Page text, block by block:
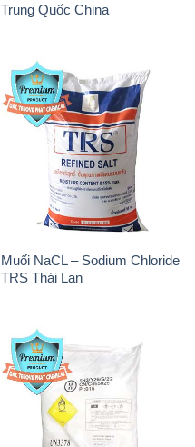
Trung Quốc China
Muối NaCL – Sodium Chloride
TRS Thái Lan